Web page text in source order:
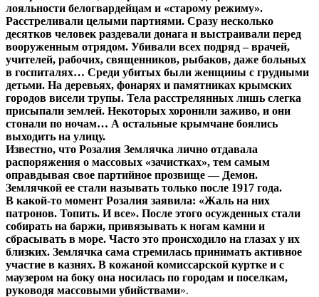
лояльности белогвардейцам и «старому режиму».
Расстреливали целыми партиями. Сразу несколько
десятков человек раздевали донага и выстраивали перед
вооруженным отрядом. Убивали всех подряд – врачей,
учителей, рабочих, священников, рыбаков, даже больных
в госпиталях… Среди убитых были женщины с грудными
детьми. На деревьях, фонарях и памятниках крымских
городов висели трупы. Тела расстрелянных лишь слегка
присыпали землей. Некоторых хоронили заживо, и они
стонали по ночам… А остальные крымчане боялись
выходить на улицу.
Известно, что Розалия Землячка лично отдавала
распоряжения о массовых «зачистках», тем самым
оправдывая свое партийное прозвище — Демон.
Землячкой ее стали называть только после 1917 года.
В какой-то момент Розалия заявила: «Жаль на них
патронов. Топить. И все». После этого осужденных стали
собирать на баржи, привязывать к ногам камни и
сбрасывать в море. Часто это происходило на глазах у их
близких. Землячка сама стремилась принимать активное
участие в казнях. В кожаной комиссарской куртке и с
маузером на боку она носилась по городам и поселкам,
руководя массовыми убийствами».